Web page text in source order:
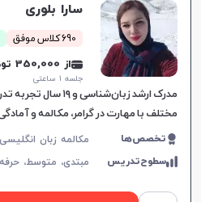
سارا بلوری
690 کلاس موفق
از 350,000 تومان
جلسه ۱ ساعتی
مدرک ارشد
مختلف با مهارت در گرامر، مکالمه و
بالایی می‌دهد.
تخصص‌ها
سطوح‌تدریس مبتدی، متوسط،